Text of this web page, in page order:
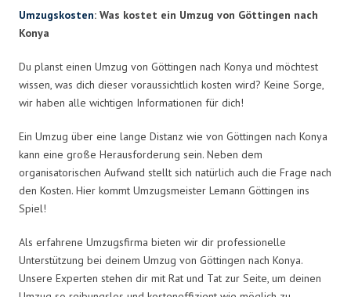
Umzugskosten: Was kostet ein Umzug von Göttingen nach
Konya
Du planst einen Umzug von Göttingen nach Konya und möchtest
wissen, was dich dieser voraussichtlich kosten wird? Keine Sorge,
wir haben alle wichtigen Informationen für dich!
Ein Umzug über eine lange Distanz wie von Göttingen nach Konya
kann eine große Herausforderung sein. Neben dem
organisatorischen Aufwand stellt sich natürlich auch die Frage nach
den Kosten. Hier kommt Umzugsmeister Lemann Göttingen ins
Spiel!
Als erfahrene Umzugsfirma bieten wir dir professionelle
Unterstützung bei deinem Umzug von Göttingen nach Konya.
Unsere Experten stehen dir mit Rat und Tat zur Seite, um deinen